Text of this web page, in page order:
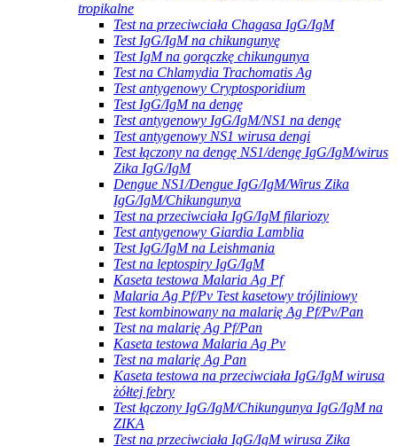
tropikalne
Test na przeciwciała Chagasa IgG/IgM
Test IgG/IgM na chikungunyę
Test IgM na gorączkę chikungunya
Test na Chlamydia Trachomatis Ag
Test antygenowy Cryptosporidium
Test IgG/IgM na dengę
Test antygenowy IgG/IgM/NS1 na dengę
Test antygenowy NS1 wirusa dengi
Test łączony na dengę NS1/dengę IgG/IgM/wirus
Zika IgG/IgM
Dengue NS1/Dengue IgG/IgM/Wirus Zika
IgG/IgM/Chikungunya
Test na przeciwciała IgG/IgM filariozy
Test antygenowy Giardia Lamblia
Test IgG/IgM na Leishmania
Test na leptospiry IgG/IgM
Kaseta testowa Malaria Ag Pf
Malaria Ag Pf/Pv Test kasetowy trójliniowy
Test kombinowany na malarię Ag Pf/Pv/Pan
Test na malarię Ag Pf/Pan
Kaseta testowa Malaria Ag Pv
Test na malarię Ag Pan
Kaseta testowa na przeciwciała IgG/IgM wirusa
żółtej febry
Test łączony IgG/IgM/Chikungunya IgG/IgM na
ZIKA
Test na przeciwciała IgG/IgM wirusa Zika